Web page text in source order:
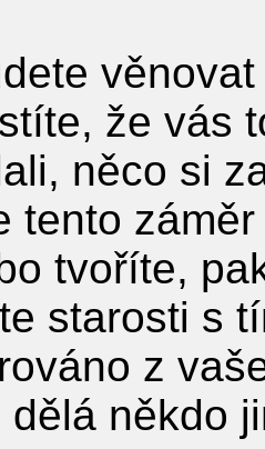
že vás
něco si
tento
tvoříte,
starosti s
z
někdo